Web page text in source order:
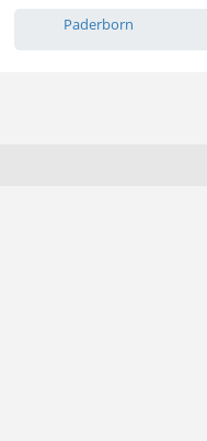
Paderborn